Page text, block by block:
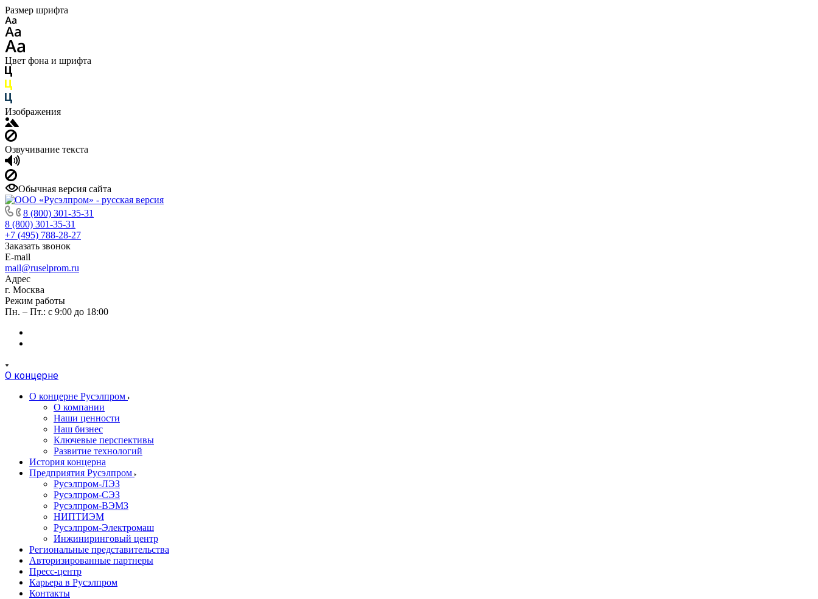
Размер шрифта
Цвет фона и шрифта
Изображения
Озвучивание текста
Обычная версия сайта
8 (800) 301-35-31
8 (800) 301-35-31
+7 (495) 788-28-27
Заказать звонок
E-mail
mail@ruselprom.ru
Адрес
г. Москва
Режим работы
Пн. – Пт.: с 9:00 до 18:00
О концерне
О концерне Русэлпром
О компании
Наши ценности
Наш бизнес
Ключевые перспективы
Развитие технологий
История концерна
Предприятия Русэлпром
Русэлпром-ЛЭЗ
Русэлпром-СЭЗ
Русэлпром-ВЭМЗ
НИПТИЭМ
Русэлпром-Электромаш
Инжиниринговый центр
Региональные представительства
Авторизированные партнеры
Пресс-центр
Карьера в Русэлпром
Контакты